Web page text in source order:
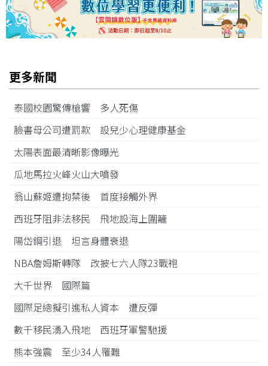
更多新聞
泰國校園驚傳槍響 多人死傷
臉書母公司遭罰款 設兒少心理健康基金
太陽表面最清晰影像曝光
瓜地馬拉火峰火山大噴發
翁山蘇姬遭拘禁後 首度接觸外界
西班牙阻非法移民 飛地設海上圍籬
陽岱鋼引退 坦言身體衰退
NBA詹姆斯轉隊 改披七六人隊23戰袍
大千世界 國際篇
國際足總擬引進私人資本 遭反彈
數千移民湧入飛地 西班牙軍警馳援
熊本強震 至少34人罹難